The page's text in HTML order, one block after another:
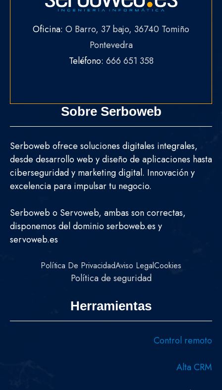
Sobre Serboweb
Serboweb ofrece soluciones digitales integrales,
desde desarrollo web y diseño de aplicaciones hasta
ciberseguridad y marketing digital. Innovación y
excelencia para impulsar tu negocio.
Serboweb o Servoweb, ambas son correctas,
disponemos del dominio serboweb.es y
servoweb.es
Política De PrivacidadAviso LegalCookies
Política de seguridad
Oficina: O Barro, 37 bajo, 36740 Tomiño
Pontevedra
Teléfono: 666 651 358
Herramientas
Control remoto
Alta CRM